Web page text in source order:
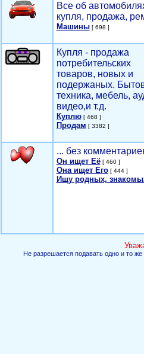
Все об
купля, продажа,
Машины[ 698 ]
Купля - продажа
потребительских
товаров, новых и
подержаных.
техника, мебель,
видео,и т.д.
Куплю[ 468 ]
Продам [ 3382 ]
... без
Он ищет Её[ 460 ]
Она ищет Его[ 444 ]
Ищу родных,
Не разрешается подавать одно и то